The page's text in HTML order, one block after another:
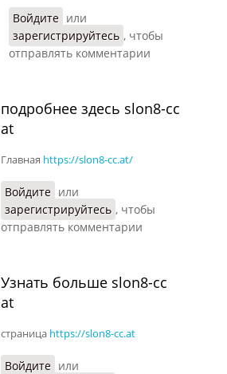
Войдите или
зарегистрируйтесь , чтобы
отправлять комментарии
подробнее здесь slon8-cc
at
Главная https://slon8-cc.at/
Войдите или
зарегистрируйтесь , чтобы
отправлять комментарии
Узнать больше slon8-cc
at
страница https://slon8-cc.at
Войдите или